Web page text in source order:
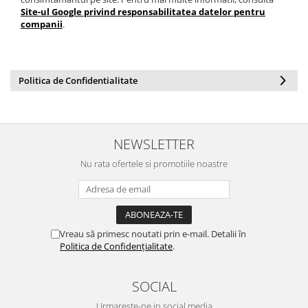
Site-ul Google privind responsabilitatea datelor pentru
companii.
Politica de Confidentialitate
NEWSLETTER
Nu rata ofertele si promotiile noastre
Vreau să primesc noutati prin e-mail. Detalii în
Politica de Confidențialitate.
SOCIAL